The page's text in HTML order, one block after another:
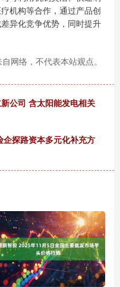
机构等合作，通过产品创
异化竞争优势，同时提升
网络，不代表本站观点。
公司 含太阳能发电相关
探路资本多元化补充方